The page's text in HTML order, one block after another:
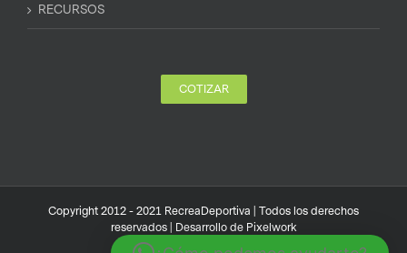
RECURSOS
COTIZAR
Copyright 2012 - 2021 RecreaDeportiva | Todos los derechos
reservados | Desarrollo de Pixelwork